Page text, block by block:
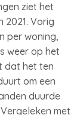
ziet het
Vorig
per woning,
weer op het
dat het ten
om een
duurde
met